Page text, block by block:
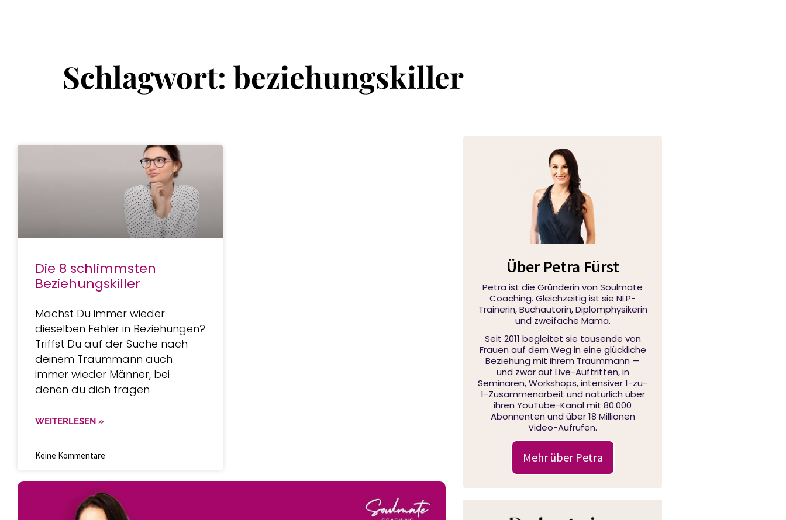
Schlagwort: beziehungskiller
Die 8 schlimmsten
Beziehungskiller
Machst Du immer wieder
dieselben Fehler in Beziehungen?
Triffst Du auf der Suche nach
deinem Traummann auch
immer wieder Männer, bei
denen du dich fragen
WEITERLESEN »
Keine Kommentare
Über Petra Fürst
Petra ist die Gründerin von Soulmate
Coaching. Gleichzeitig ist sie NLP-
Trainerin, Buchautorin, Diplomphysikerin
und zweifache Mama.
Seit 2011 begleitet sie tausende von
Frauen auf dem Weg in eine glückliche
Beziehung mit ihrem Traummann —
und zwar auf Live-Auftritten, in
Seminaren, Workshops, intensiver 1-zu-
1-Zusammenarbeit und natürlich über
ihren YouTube-Kanal mit 80.000
Abonnenten und über 18 Millionen
Video-Aufrufen.
Mehr über Petra